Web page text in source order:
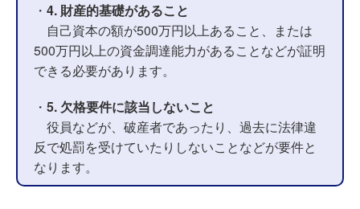
・ 4. 財産的基礎があること
自己資本の額が500万円以上あること、または
500万円以上の資金調達能力があることなどが証明
できる必要があります。
・ 5. 欠格要件に該当しないこと
役員などが、破産者であったり、過去に法律違
反で処罰を受けていたりしないことなどが要件と
なります。